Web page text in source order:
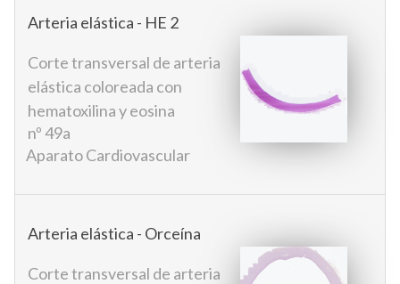
Arteria elástica - HE 2
Corte transversal de arteria
elástica coloreada con
hematoxilina y eosina
nº 49a
Aparato Cardiovascular
Arteria elástica - Orceína
Corte transversal de arteria